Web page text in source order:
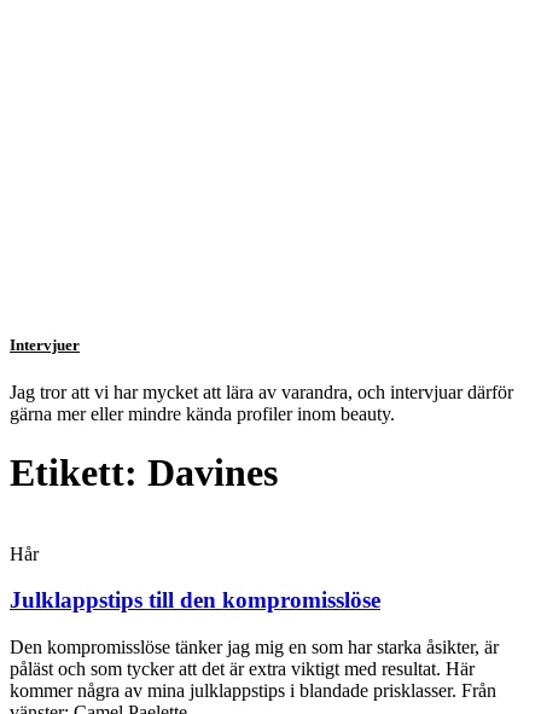
Intervjuer
Jag tror att vi har mycket att lära av varandra, och intervjuar därför
gärna mer eller mindre kända profiler inom beauty.
Etikett: Davines
Hår
Julklappstips till den kompromisslöse
Den kompromisslöse tänker jag mig en som har starka åsikter, är
påläst och som tycker att det är extra viktigt med resultat. Här
kommer några av mina julklappstips i blandade prisklasser. Från